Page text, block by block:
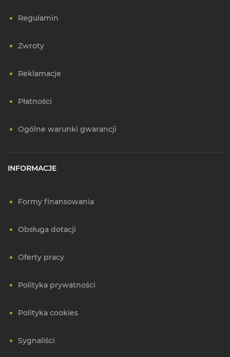
Regulamin
Zwroty
Reklamacje
Płatności
Ogólne warunki gwarancji
INFORMACJE
Formy finansowania
Obsługa dotacji
Oferty pracy
Polityka prywatności
Polityka cookies
Sygnaliści